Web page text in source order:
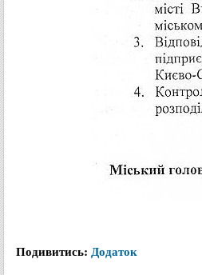
Подивитись: Додаток